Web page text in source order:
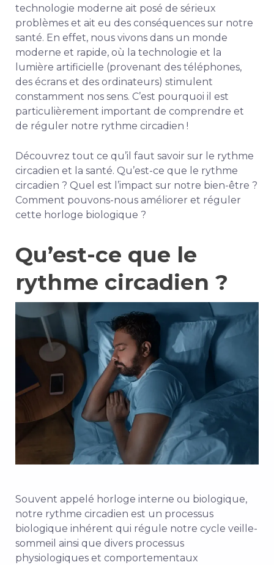
technologie moderne ait posé de sérieux
problèmes et ait eu des conséquences sur notre
santé. En effet, nous vivons dans un monde
moderne et rapide, où la technologie et la
lumière artificielle (provenant des téléphones,
des écrans et des ordinateurs) stimulent
constamment nos sens. C’est pourquoi il est
particulièrement important de comprendre et
de réguler notre rythme circadien !
Découvrez tout ce qu’il faut savoir sur le rythme
circadien et la santé. Qu’est-ce que le rythme
circadien ? Quel est l’impact sur notre bien-être ?
Comment pouvons-nous améliorer et réguler
cette horloge biologique ?
Qu’est-ce que le
rythme circadien ?
Souvent appelé horloge interne ou biologique,
notre rythme circadien est un processus
biologique inhérent qui régule notre cycle veille-
sommeil ainsi que divers processus
physiologiques et comportementaux